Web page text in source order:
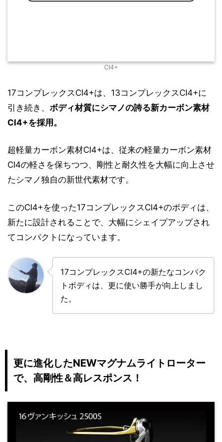
CI4+
17コンプレックスCI4+は、13コンプレックスCI4+に
引き続き、 ボディ材質にシマノの誇る新カーボン素材
CI4+を採用。
超軽量カーボン素材CI4+は、従来の軽量カーボン素材
CI4の軽さを保ちつつ、剛性と耐久性を大幅に向上させ
たシマノ独自の新世代素材です。
このCI4+を使った17コンプレックスCI4+のボディは、
新たに設計されることで、大幅にシェイプアップされ
てコンパクトになっています。
17コンプレックスCI4+の新たなコンパク
トボディは、更に使い勝手が向上しまし
た。
更に進化したNEWマグナムライトローター
で、高剛性＆高レスポンス！